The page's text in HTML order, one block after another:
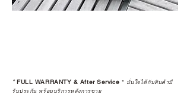
*FULL WARRANTY & After Service * มั่นใจได้กับสินค้ามี
รับประกัน พร้อมบริการหลังการขาย